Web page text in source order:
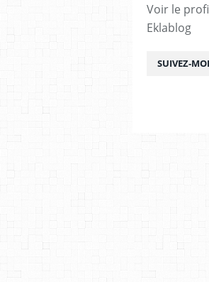
SUIVEZ-MOI
Voir le
Eklablog